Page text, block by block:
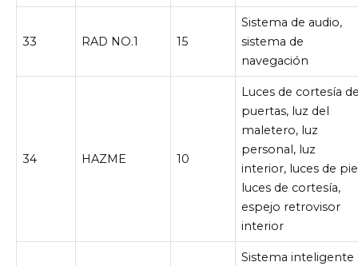
33 RAD NO.1 15
Sistema de audio,
sistema de
navegación
34 HAZME 10
Luces de cortesía
puertas, luz del
maletero, luz
personal, luz
interior, luces de
luces de cortesía,
espejo retrovisor
interior
Sistema inteligente